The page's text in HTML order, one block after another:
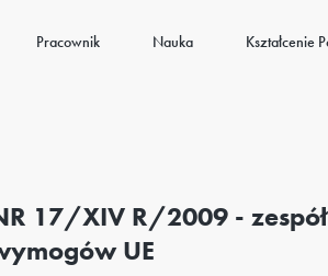
Pracownik Nauka Kształcenie
17/XIV R/2009 -
UE